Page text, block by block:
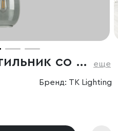
Подвесной светильник со стеклянным плафоном еще
Бренд: TK Lighting